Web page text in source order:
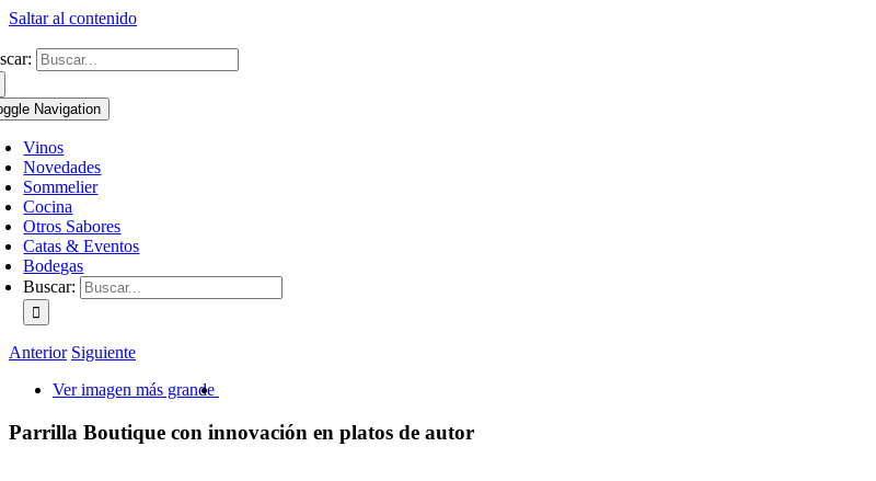
Saltar al contenido
Navigation
Vinos
Novedades
Sommelier
Cocina
Otros Sabores
Catas & Eventos
Bodegas
Buscar:
Anterior Siguiente
Ver imagen más grande
Parrilla Boutique con innovación en platos de autor